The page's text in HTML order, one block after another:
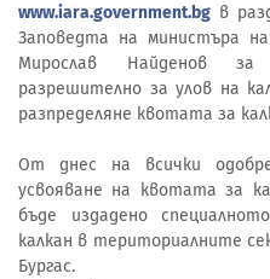
www.iara.government.bg в
Заповедта на министъра
Мирослав Найденов
разрешително за улов на
разпределяне квотата за
От днес на всички
усвояване на квотата за
бъде издадено
калкан в териториалните
Бургас.